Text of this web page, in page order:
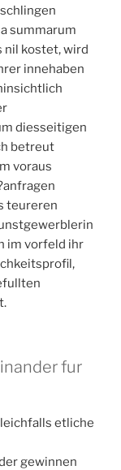
summarum
nil kostet, wird
innehaben
diesseitigen
betreut
voraus
teureren
im vorfeld ihr
fur
etliche
gewinnen